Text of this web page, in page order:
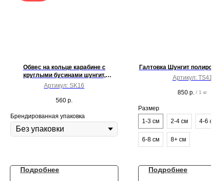
Обвес на кольце карабине с
круглыми бусинами шунгит,
замшевым шнуром и подвеской
Артикул: SK16
560 р.
Брендированная упаковка
Подробнее
Галтовка Шунгит
Артикул: TS41
850 р. / 1 кг
Размер
1-3 см
2-4 см 4-6 см
6-8 см 8+ см
Подробнее